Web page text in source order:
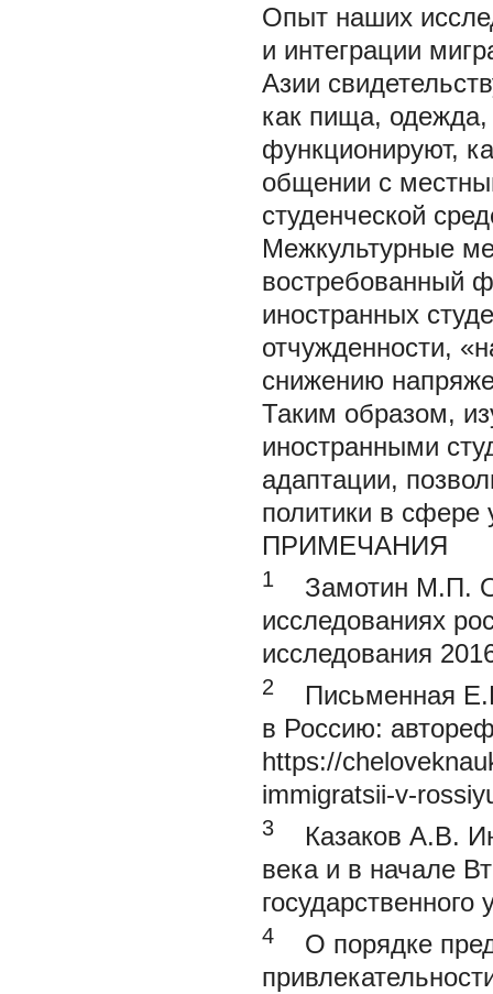
Опыт наших
и интеграции
Азии
как пища,
функционируют,
общении с
студенческой
Межкультурные
востребованный
иностранных
отчужденности,
снижению
Таким образом,
иностранными
адаптации,
политики в сфере
ПРИМЕЧАНИЯ
1 Замотин М.П.
исследованиях
исследования
2
Письменная
в Россию:
https://
immigratsii-v-
3 Казаков А.В.
века и в начале
4
О порядке